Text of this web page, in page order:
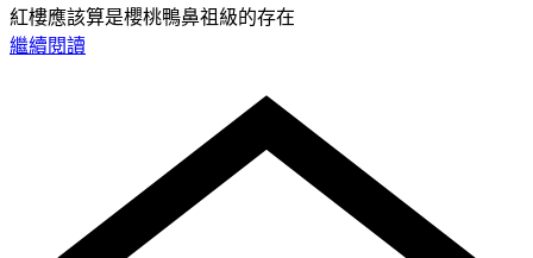
紅樓應該算是櫻桃鴨鼻祖級的存在
繼續閱讀